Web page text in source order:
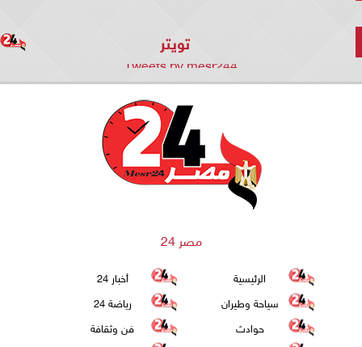
تويتر
Tweets by mesr244
مصر 24
الرئيسية
أخبار 24
سياحة وطيران
رياضة 24
حوادث
فن وثقافة